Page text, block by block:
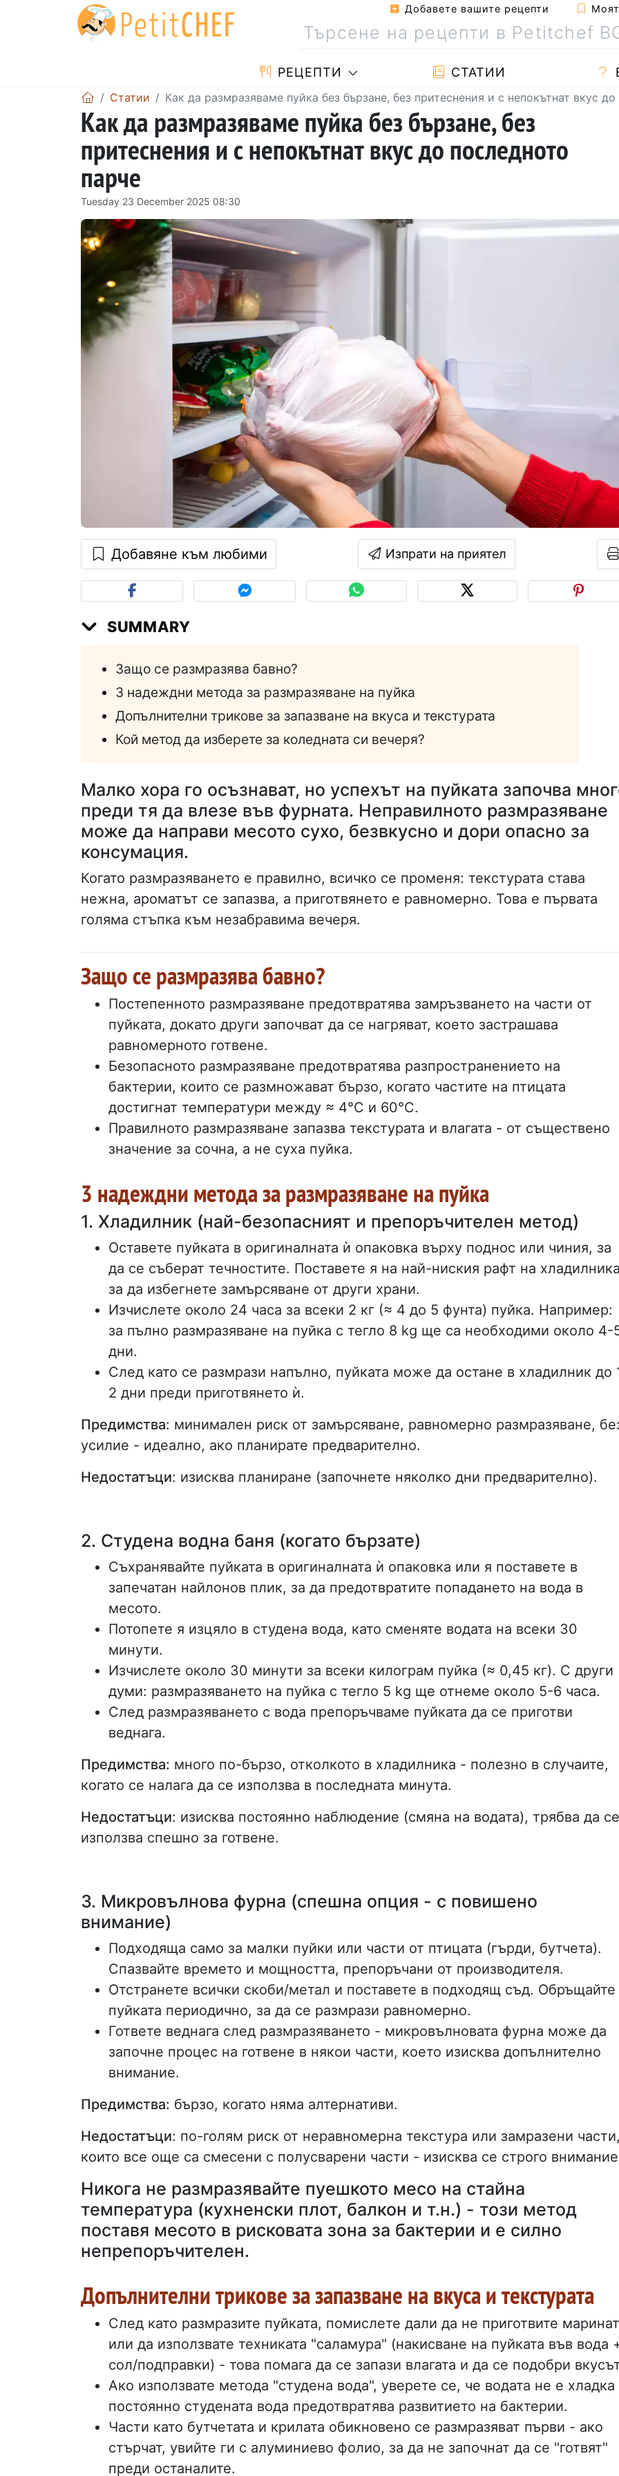
Добавете вашите рецепти
РЕЦЕПТИ СТАТИИ
Статии Как да размразяваме пуйка без бързане, без притеснения и с непокътнат вкус
Как да размразяваме пуйка без бързане, без
притеснения и с непокътнат вкус до последното
парче
Tuesday 23 December 2025 08:30
Добавяне към любими Изпрати на приятел
SUMMARY
Защо се размразява бавно?
3 надеждни метода за размразяване на пуйка
Допълнителни трикове за запазване на вкуса и текстурата
Кой метод да изберете за коледната си вечеря?
Малко хора го осъзнават, но успехът на пуйката започва
преди тя да влезе във фурната. Неправилното размразяване
може да направи месото сухо, безвкусно и дори опасно за
консумация.
Когато размразяването е правилно, всичко се променя: текстурата става
нежна, ароматът се запазва, а приготвянето е равномерно. Това е първата
голяма стъпка към незабравима вечеря.
Защо се размразява бавно?
Постепенното размразяване предотвратява замръзването на части от
пуйката, докато други започват да се нагряват, което застрашава
равномерното готвене.
Безопасното размразяване предотвратява разпространението на
бактерии, които се размножават бързо, когато частите на птицата
достигнат температури между ≈ 4°C и 60°C.
Правилното размразяване запазва текстурата и влагата - от съществено
значение за сочна, а не суха пуйка.
3 надеждни метода за размразяване на пуйка
1. Хладилник (най-безопасният и препоръчителен метод)
Оставете пуйката в оригиналната ѝ опаковка върху поднос или чиния, за
да се съберат течностите. Поставете я на най-ниския рафт на
за да избегнете замърсяване от други храни.
Изчислете около 24 часа за всеки 2 кг (≈ 4 до 5 фунта) пуйка. Например:
за пълно размразяване на пуйка с тегло 8 kg ще са необходими около 4-
дни.
След като се размрази напълно, пуйката може да остане в хладилник до
2 дни преди приготвянето ѝ.
Предимства: минимален риск от замърсяване, равномерно размразяване,
усилие - идеално, ако планирате предварително.
Недостатъци: изисква планиране (започнете няколко дни предварително).
2. Студена водна баня (когато бързате)
Съхранявайте пуйката в оригиналната ѝ опаковка или я поставете в
запечатан найлонов плик, за да предотвратите попадането на вода в
месото.
Потопете я изцяло в студена вода, като сменяте водата на всеки 30
минути.
Изчислете около 30 минути за всеки килограм пуйка (≈ 0,45 кг). С други
думи: размразяването на пуйка с тегло 5 kg ще отнеме около 5-6 часа.
След размразяването с вода препоръчваме пуйката да се приготви
веднага.
Предимства: много по-бързо, отколкото в хладилника - полезно в случаите,
когато се налага да се използва в последната минута.
Недостатъци: изисква постоянно наблюдение (смяна на водата), трябва да се
използва спешно за готвене.
3. Микровълнова фурна (спешна опция - с повишено
внимание)
Подходяща само за малки пуйки или части от птицата (гърди, бутчета).
Спазвайте времето и мощността, препоръчани от производителя.
Отстранете всички скоби/метал и поставете в подходящ съд. Обръщайте
пуйката периодично, за да се размрази равномерно.
Гответе веднага след размразяването - микровълновата фурна може да
започне процес на готвене в някои части, което изисква допълнително
внимание.
Предимства: бързо, когато няма алтернативи.
Недостатъци: по-голям риск от неравномерна текстура или замразени части,
които все още са смесени с полусварени части - изисква се строго
Никога не размразявайте пуешкото месо на стайна
температура (кухненски плот, балкон и т.н.) - този метод
поставя месото в рисковата зона за бактерии и е силно
непрепоръчителен.
Допълнителни трикове за запазване на вкуса и текстурата
След като размразите пуйката, помислете дали да не приготвите
или да използвате техниката "саламура" (накисване на пуйката във вода
сол/подправки) - това помага да се запази влагата и да се подобри
Ако използвате метода "студена вода", уверете се, че водата не е хладка
постоянно студената вода предотвратява развитието на бактерии.
Части като бутчетата и крилата обикновено се размразяват първи - ако
стърчат, увийте ги с алуминиево фолио, за да не започнат да се "готвят"
преди останалите.